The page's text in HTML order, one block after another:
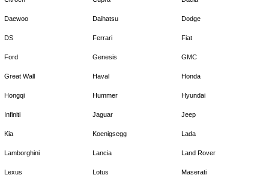
Daewoo Daihatsu Dodge
DS Ferrari Fiat
Ford Genesis GMC
Great Wall Haval Honda
Hongqi Hummer Hyundai
Infiniti Jaguar Jeep
Kia Koenigsegg Lada
Lamborghini Lancia Land Rover
Lexus Lotus Maserati